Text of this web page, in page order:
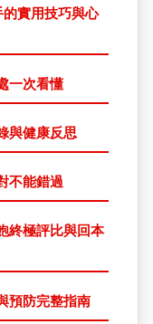
實用技巧與心
一次看懂
與健康反思
不能錯過
終極評比與回本
預防完整指南